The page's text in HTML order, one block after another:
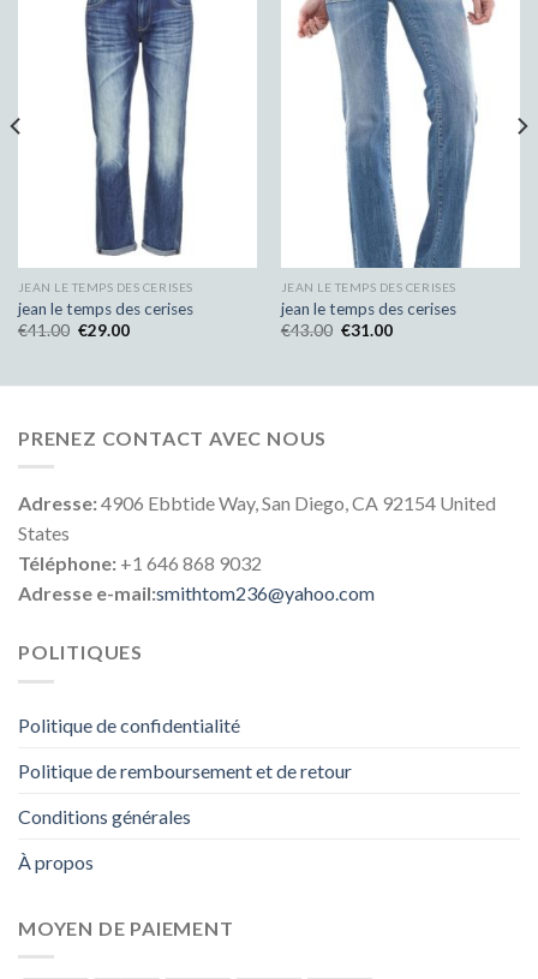
JEAN LE TEMPS DES CERISES
jean le temps des cerises
€41.00 €29.00
JEAN LE TEMPS DES CERISES
jean le temps des cerises
€43.00 €31.00
PRENEZ CONTACT AVEC NOUS
Adresse:4906 Ebbtide Way, San Diego, CA 92154 United
States
Téléphone: +1 646 868 9032
Adresse e-mail:smithtom236@yahoo.com
POLITIQUES
Politique de confidentialité
Politique de remboursement et de retour
Conditions générales
À propos
MOYEN DE PAIEMENT